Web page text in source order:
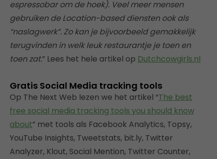
espressobar om de hoek). Veel meer mensen
gebruiken de Location-based diensten ook als
“naslagwerk”. Zo kan je bijvoorbeeld gemakkelijk
terugvinden in welk leuk restaurantje je toen en
toen zat.” Lees het hele artikel op Dutchcowgirls.nl
Gratis Social Media tracking tools
Op The Next Web lezen we het artikel “The best
free social media tracking tools you should know
about” met tools als Facebook Analytics, Topsy,
YouTube Insights, Tweetstats, bit.ly, Twitter
Analyzer, Klout, Social Mention, Twitter Counter,